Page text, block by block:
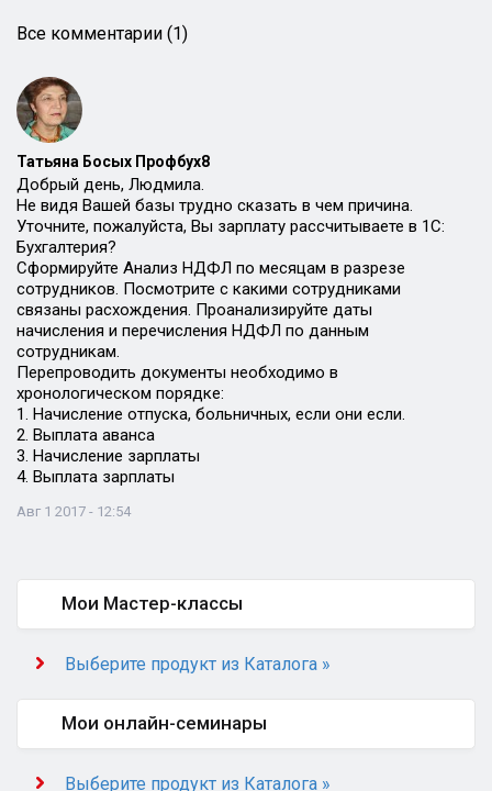
Все комментарии (1)
Татьяна Босых Профбух8
Добрый день, Людмила.
Не видя Вашей базы трудно сказать в чем причина.
Уточните, пожалуйста, Вы зарплату рассчитываете в 1С:
Бухгалтерия?
Сформируйте Анализ НДФЛ по месяцам в разрезе
сотрудников. Посмотрите с какими сотрудниками
связаны расхождения. Проанализируйте даты
начисления и перечисления НДФЛ по данным
сотрудникам.
Перепроводить документы необходимо в
хронологическом порядке:
1. Начисление отпуска, больничных, если они если.
2. Выплата аванса
3. Начисление зарплаты
4. Выплата зарплаты
Авг 1 2017 - 12:54
Мои Мастер-классы
Выберите продукт из Каталога »
Мои онлайн-семинары
Выберите продукт из Каталога »